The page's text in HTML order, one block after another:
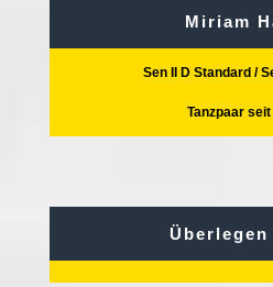
Miriam
Sen II D Standard /
Tanzpaar
Überlegen